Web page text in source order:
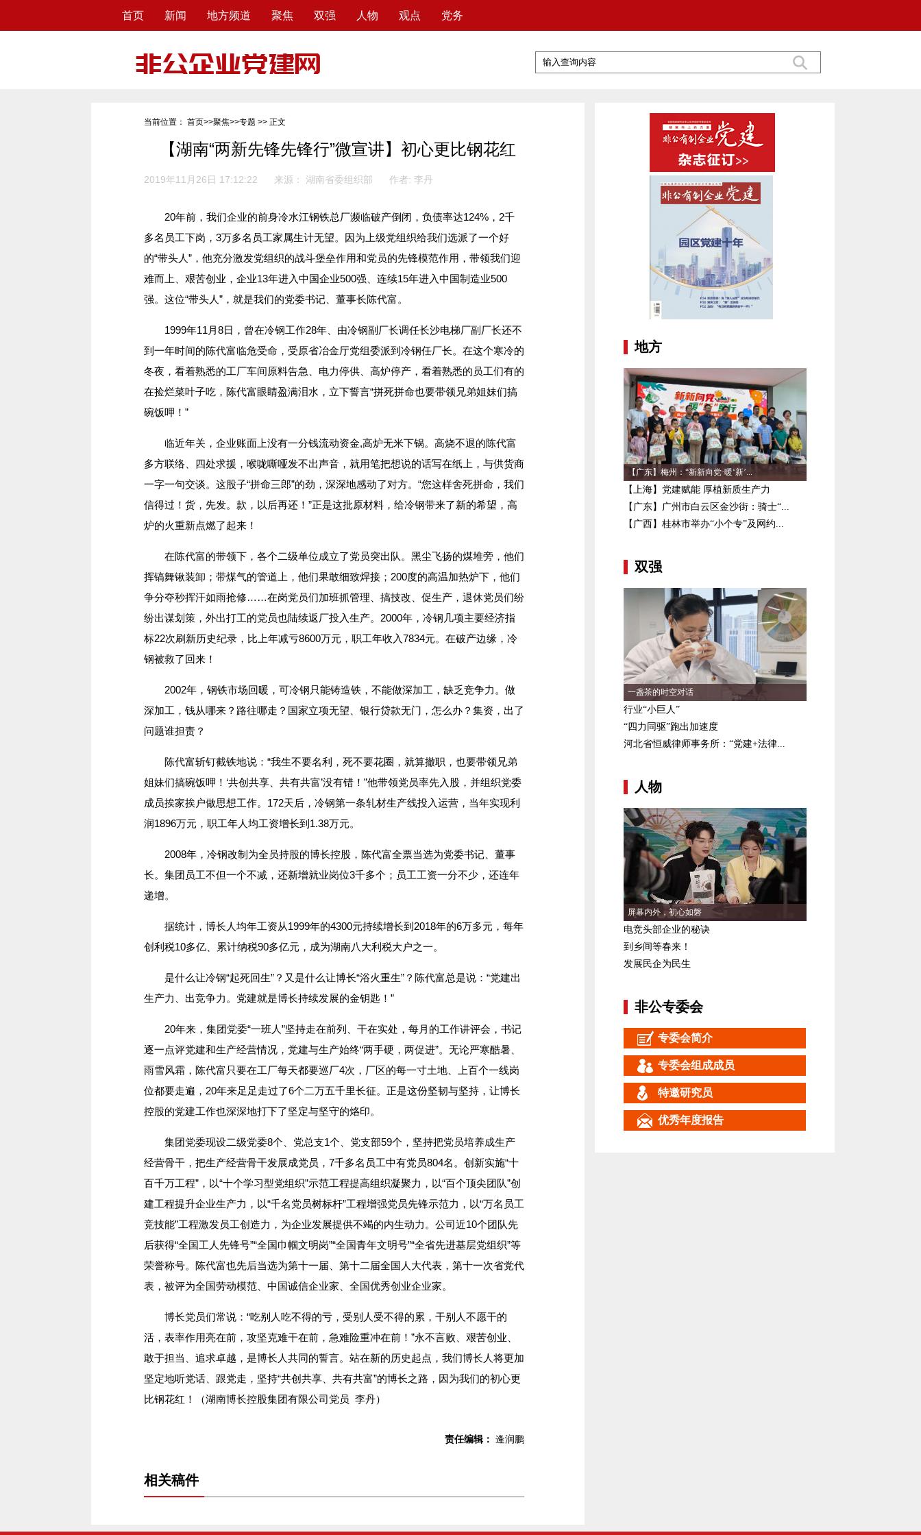
首页 新闻 地方频道 聚焦 双强 人物 观点 党务
当前位置： 首页>>聚焦>>专题 >> 正文
【湖南“两新先锋先锋行”微宣讲】初心更比钢花红
2019年11月26日 17:12:22 来源： 湖南省委组织部 作者: 李丹
20年前，我们企业的前身冷水江钢铁总厂濒临破产倒闭，负债率达124%，2千
多名员工下岗，3万多名员工家属生计无望。因为上级党组织给我们选派了一个好
的“带头人”，他充分激发党组织的战斗堡垒作用和党员的先锋模范作用，带领我们迎
难而上、艰苦创业，企业13年进入中国企业500强、连续15年进入中国制造业500
强。这位“带头人”，就是我们的党委书记、董事长陈代富。
1999年11月8日，曾在冷钢工作28年、由冷钢副厂长调任长沙电梯厂副厂长还不
到一年时间的陈代富临危受命，受原省冶金厅党组委派到冷钢任厂长。在这个寒冷的
冬夜，看着熟悉的工厂车间原料告急、电力停供、高炉停产，看着熟悉的员工们有的
在捡烂菜叶子吃，陈代富眼睛盈满泪水，立下誓言“拼死拼命也要带领兄弟姐妹们搞
碗饭呷！”
临近年关，企业账面上没有一分钱流动资金,高炉无米下锅。高烧不退的陈代富
多方联络、四处求援，喉咙嘶哑发不出声音，就用笔把想说的话写在纸上，与供货商
一字一句交谈。这股子“拼命三郎”的劲，深深地感动了对方。“您这样舍死拼命，我们
信得过！货，先发。款，以后再还！”正是这批原材料，给冷钢带来了新的希望，高
炉的火重新点燃了起来！
在陈代富的带领下，各个二级单位成立了党员突出队。黑尘飞扬的煤堆旁，他们
挥镐舞锹装卸；带煤气的管道上，他们果敢细致焊接；200度的高温加热炉下，他们
争分夺秒挥汗如雨抢修……在岗党员们加班抓管理、搞技改、促生产，退休党员们纷
纷出谋划策，外出打工的党员也陆续返厂投入生产。2000年，冷钢几项主要经济指
标22次刷新历史纪录，比上年减亏8600万元，职工年收入7834元。在破产边缘，冷
钢被救了回来！
2002年，钢铁市场回暖，可冷钢只能铸造铁，不能做深加工，缺乏竞争力。做
深加工，钱从哪来？路往哪走？国家立项无望、银行贷款无门，怎么办？集资，出了
问题谁担责？
陈代富斩钉截铁地说：“我生不要名利，死不要花圈，就算撤职，也要带领兄弟
姐妹们搞碗饭呷！‘共创共享、共有共富’没有错！”他带领党员率先入股，并组织党委
成员挨家挨户做思想工作。172天后，冷钢第一条轧材生产线投入运营，当年实现利
润1896万元，职工年人均工资增长到1.38万元。
2008年，冷钢改制为全员持股的博长控股，陈代富全票当选为党委书记、董事
长。集团员工不但一个不减，还新增就业岗位3千多个；员工工资一分不少，还连年
递增。
据统计，博长人均年工资从1999年的4300元持续增长到2018年的6万多元，每年
创利税10多亿、累计纳税90多亿元，成为湖南八大利税大户之一。
是什么让冷钢“起死回生”？又是什么让博长“浴火重生”？陈代富总是说：“党建出
生产力、出竞争力。党建就是博长持续发展的金钥匙！”
20年来，集团党委“一班人”坚持走在前列、干在实处，每月的工作讲评会，书记
逐一点评党建和生产经营情况，党建与生产始终“两手硬，两促进”。无论严寒酷暑、
雨雪风霜，陈代富只要在工厂每天都要巡厂4次，厂区的每一寸土地、上百个一线岗
位都要走遍，20年来足足走过了6个二万五千里长征。正是这份坚韧与坚持，让博长
控股的党建工作也深深地打下了坚定与坚守的烙印。
集团党委现设二级党委8个、党总支1个、党支部59个，坚持把党员培养成生产
经营骨干，把生产经营骨干发展成党员，7千多名员工中有党员804名。创新实施“十
百千万工程”，以“十个学习型党组织”示范工程提高组织凝聚力，以“百个顶尖团队”创
建工程提升企业生产力，以“千名党员树标杆”工程增强党员先锋示范力，以“万名员工
竞技能”工程激发员工创造力，为企业发展提供不竭的内生动力。公司近10个团队先
后获得“全国工人先锋号”“全国巾帼文明岗”“全国青年文明号”“全省先进基层党组织”等
荣誉称号。陈代富也先后当选为第十一届、第十二届全国人大代表，第十一次省党代
表，被评为全国劳动模范、中国诚信企业家、全国优秀创业企业家。
博长党员们常说：“吃别人吃不得的亏，受别人受不得的累，干别人不愿干的
活，表率作用亮在前，攻坚克难干在前，急难险重冲在前！”永不言败、艰苦创业、
敢于担当、追求卓越，是博长人共同的誓言。站在新的历史起点，我们博长人将更加
坚定地听党话、跟党走，坚持“共创共享、共有共富”的博长之路，因为我们的初心更
比钢花红！（湖南博长控股集团有限公司党员 李丹）
责任编辑： 逄润鹏
相关稿件
地方
【广东】梅州：“新新向党·暖‘新’...
【上海】党建赋能 厚植新质生产力
【广东】广州市白云区金沙街：骑士“...
【广西】桂林市举办“小个专”及网约...
双强
一盏茶的时空对话
行业“小巨人”
“四力同驱”跑出加速度
河北省恒威律师事务所：“党建+法律...
人物
屏幕内外，初心如磐
电竞头部企业的秘诀
到乡间等春来！
发展民企为民生
非公专委会
专委会简介
专委会组成成员
特邀研究员
优秀年度报告